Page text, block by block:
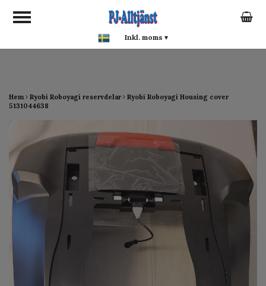
google-site-verification:
google0142a1f5f0015a93.html
Hem Ryobi Roboyagi reservdelar
Ryobi Roboyagi Housing cover
5131044638
Inkl. moms ▾